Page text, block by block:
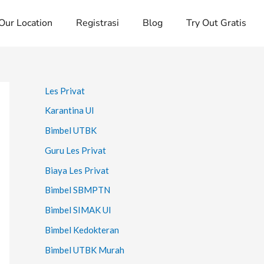
Location Registrasi Blog Try Out Gratis
Les Privat
Karantina UI
Bimbel UTBK
Guru Les Privat
Biaya Les Privat
Bimbel SBMPTN
Bimbel SIMAK UI
Bimbel Kedokteran
Bimbel UTBK Murah